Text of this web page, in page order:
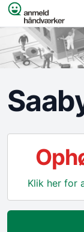
Spring til indhold
Klik her for